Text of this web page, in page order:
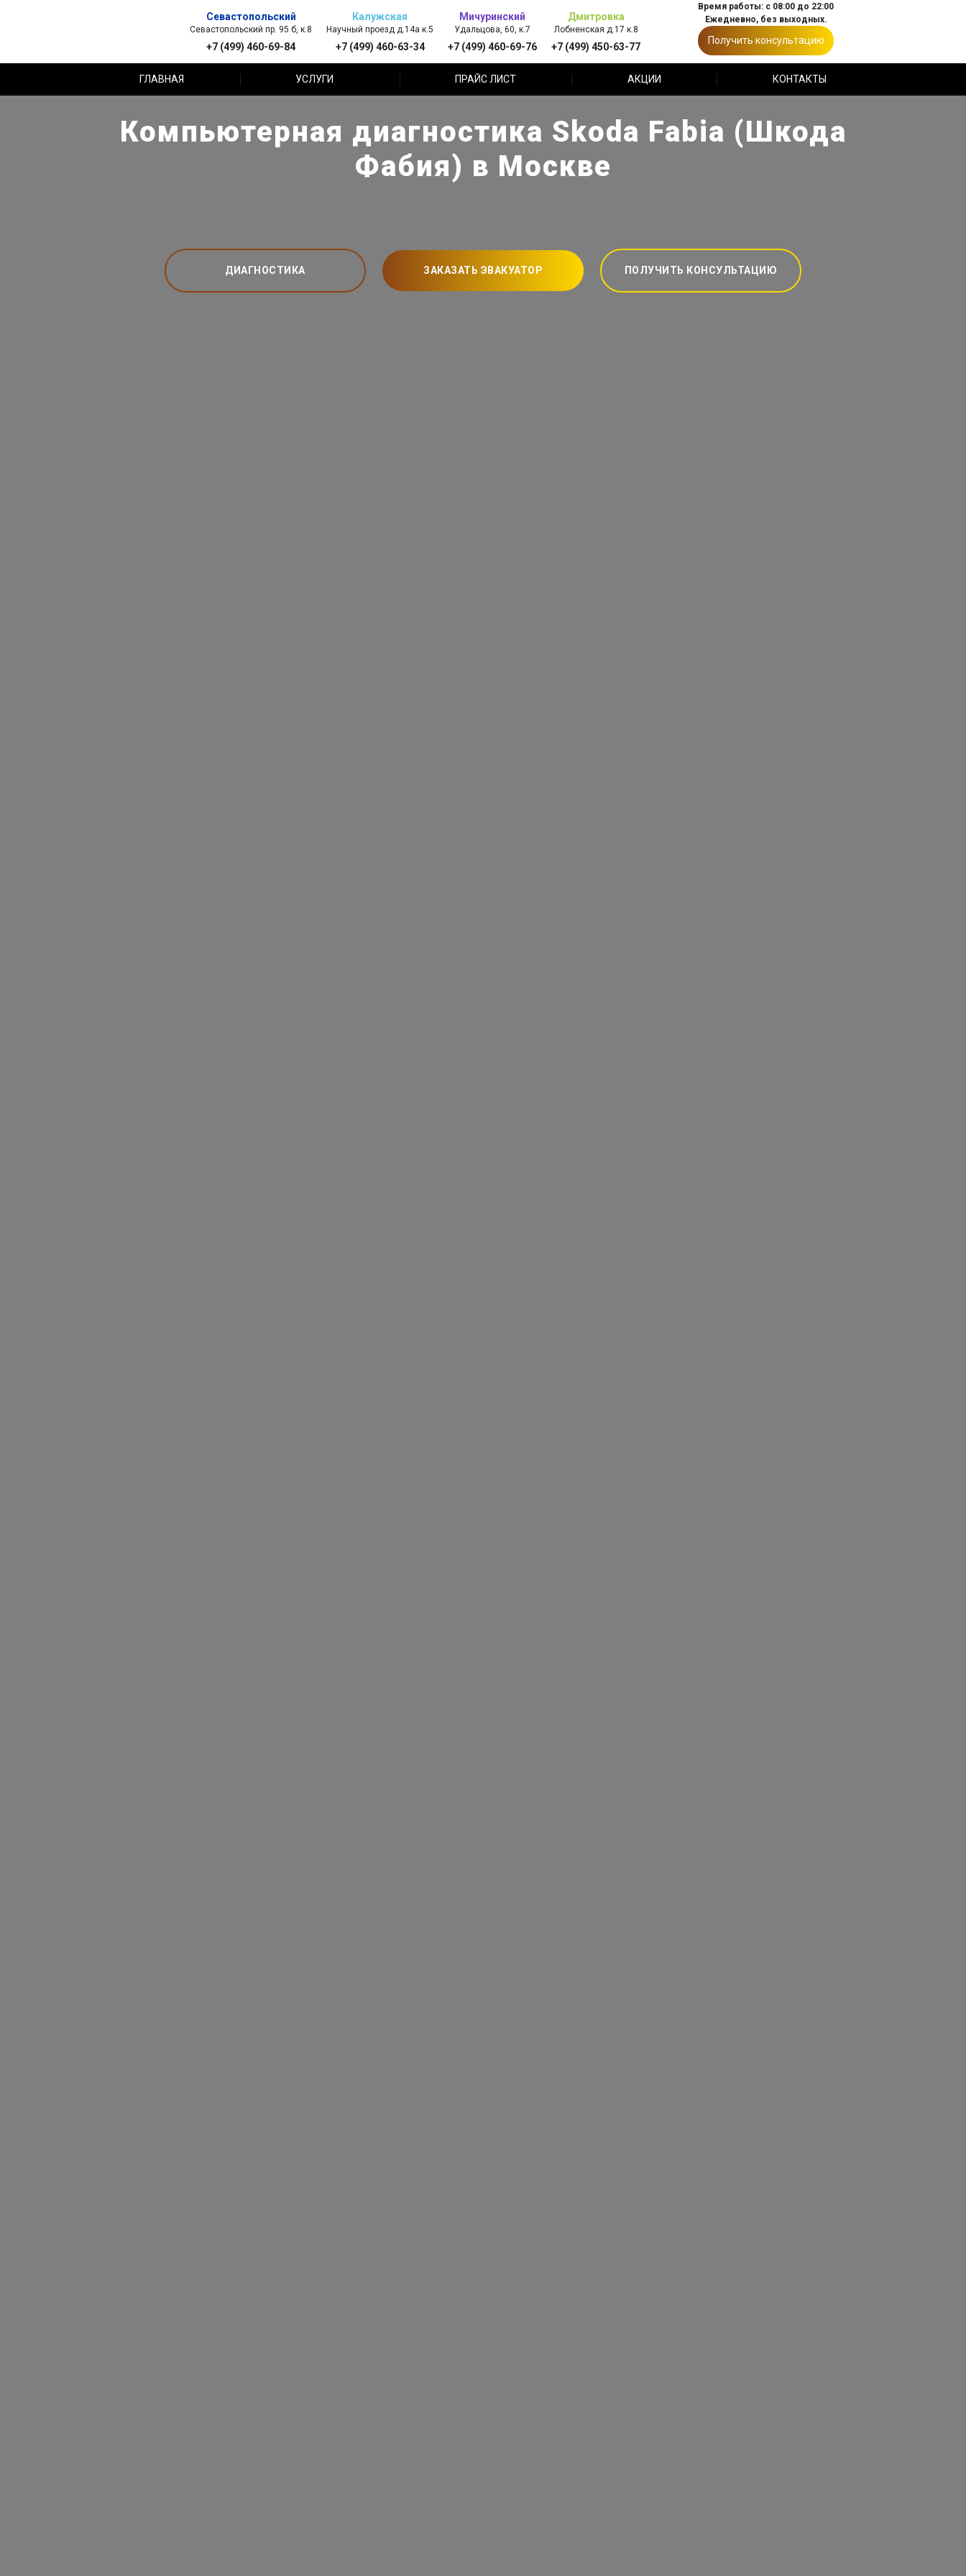
Севастопольский
Севастопольский пр. 95 б, к.8
+7 (499) 460-69-84
Калужская
Научный проезд д.14а к.5
+7 (499) 460-63-34
Мичуринский
Удальцова, 60, к.7
+7 (499) 460-69-76
Дмитровка
Лобненская д.17 к.8
+7 (499) 450-63-77
Время работы: с 08:00 до 22:00
Ежедневно, без выходных.
Получить консультацию
ГЛАВНАЯ УСЛУГИ ПРАЙС ЛИСТ АКЦИИ КОНТАКТЫ
Компьютерная диагностика Skoda Fabia (Шкода
Фабия) в Москве
ДИАГНОСТИКА ЗАКАЗАТЬ ЭВАКУАТОР ПОЛУЧИТЬ КОНСУЛЬТАЦИЮ